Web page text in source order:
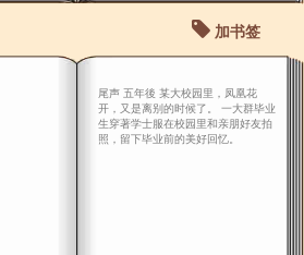
加书签
尾声 五年後 某大校园里，凤凰花
开，又是离别的时候了。 一大群毕业
生穿著学士服在校园里和亲朋好友拍
照，留下毕业前的美好回忆。